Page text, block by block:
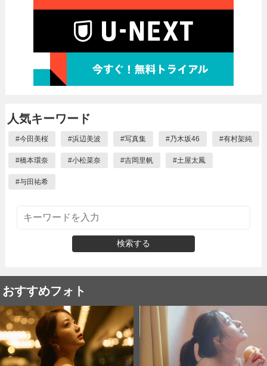
人気キーワード
#今田美桜 #浜辺美波 #写真集 #乃木坂46 #有村架純
#橋本環奈 #小松菜奈 #吉岡里帆 #土屋太鳳
#与田祐希
検索する
おすすめフォト